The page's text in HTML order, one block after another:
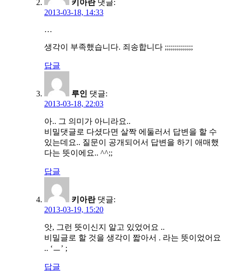
키아란 댓글:
2013-03-18, 14:33
…
생각이 부족했습니다. 죄송합니다 ;;;;;;;;;;;;;;
답글
루인 댓글:
2013-03-18, 22:03
아.. 그 의미가 아니라요..
비밀댓글로 다셨다면 살짝 에둘러서 답변을 할 수
있는데요.. 질문이 공개되어서 답변을 하기 애매했
다는 뜻이에요.. ^^;;
답글
키아란 댓글:
2013-03-19, 15:20
앗, 그런 뜻이신지 알고 있었어요 ..
비밀글로 할 것을 생각이 짧아서 . 라는 뜻이었어요
.. ‘ㅡ’ ;
답글